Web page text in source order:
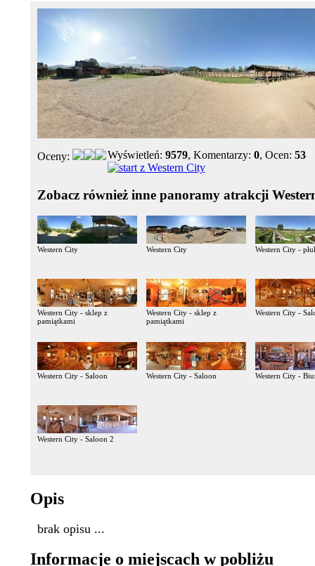
Oceny: Wyświetleń: 9579, Komentarzy: 0, Ocen: 53
Zobacz również inne panoramy atrakcji
Western City Western City Western City -
Western City - sklep z
pamiątkami
Western City - sklep z
pamiątkami
Western City -
Western City - Saloon Western City - Saloon Western City -
Western City - Saloon 2
Opis
brak opisu ...
Informacje o miejscach w pobliżu